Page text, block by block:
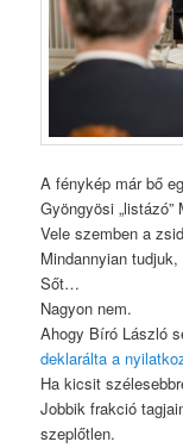
A fénykép már bő
Gyöngyösi „listázó”
Vele szemben a
Mindannyian
Sőt…
Nagyon nem.
Ahogy Bíró László
deklarálta a
Ha kicsit
Jobbik frakció
szeplőtlen.